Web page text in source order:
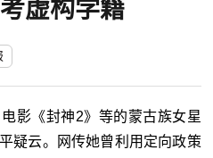
虚构学籍
影《封神2》等的蒙古族女星
疑云。网传她曾利用定向政策